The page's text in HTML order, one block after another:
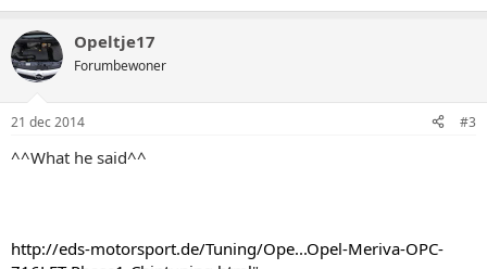
Opeltje17
Forumbewoner
21 dec 2014 #3
^^What he said^^
http://eds-motorsport.de/Tuning/Ope...Opel-Meriva-OPC-